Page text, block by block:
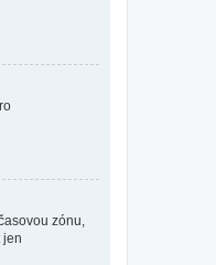
zónu,
jen